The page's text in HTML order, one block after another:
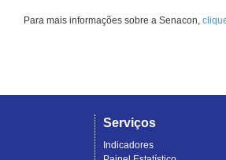
Para mais informações sobre a Senacon,
Serviços
Indicadores